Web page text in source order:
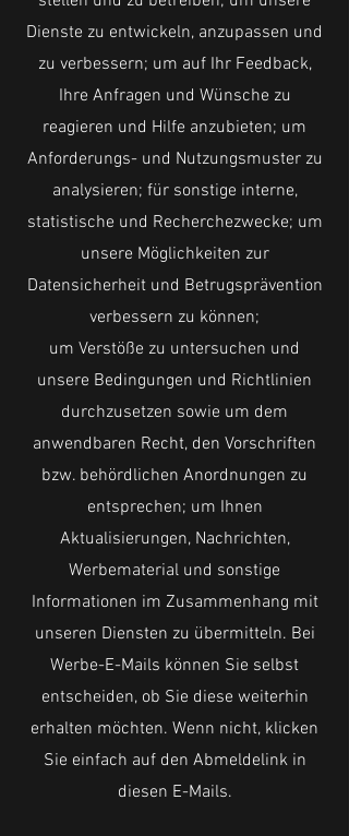
Dienste zu entwickeln, anzupassen und
zu verbessern; um auf Ihr Feedback,
Ihre Anfragen und Wünsche zu
reagieren und Hilfe anzubieten; um
Anforderungs- und Nutzungsmuster zu
analysieren; für sonstige interne,
statistische und Recherchezwecke; um
unsere Möglichkeiten zur
Datensicherheit und Betrugsprävention
verbessern zu können;
um Verstöße zu untersuchen und
unsere Bedingungen und Richtlinien
durchzusetzen sowie um dem
anwendbaren Recht, den Vorschriften
bzw. behördlichen Anordnungen zu
entsprechen; um Ihnen
Aktualisierungen, Nachrichten,
Werbematerial und sonstige
Informationen im Zusammenhang mit
unseren Diensten zu übermitteln. Bei
Werbe-E-Mails können Sie selbst
entscheiden, ob Sie diese weiterhin
erhalten möchten. Wenn nicht, klicken
Sie einfach auf den Abmeldelink in
diesen E-Mails.